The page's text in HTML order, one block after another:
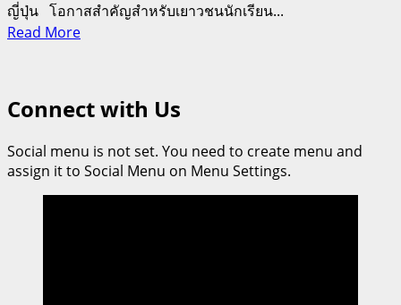
ญี่ปุ่น โอกาสสำคัญสำหรับเยาวชนนักเรียน...
Read MoreRead
จับ
J.
FRONT
RETAILING เปิด
Connect with Us
Social menu is not set. You need to create menu and
assign it to Social Menu on Menu Settings.